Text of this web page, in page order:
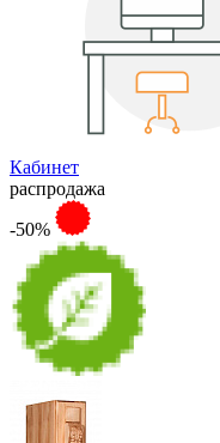
Кабинет
распродажа
-50%